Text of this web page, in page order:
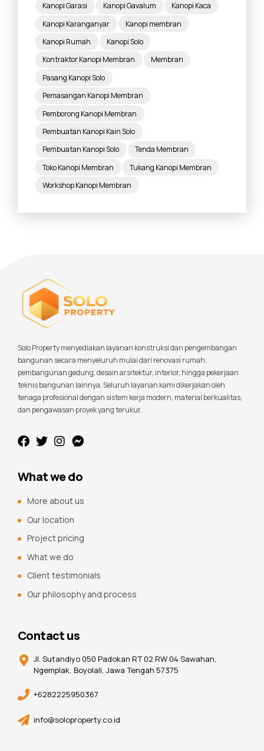
Kanopi Garasi
Kanopi Gavalum
Kanopi Kaca
Kanopi Karanganyar
Kanopi membran
Kanopi Rumah
Kanopi Solo
Kontraktor Kanopi Membran
Membran
Pasang Kanopi Solo
Pemasangan Kanopi Membran
Pemborong Kanopi Membran
Pembuatan Kanopi Kain Solo
Pembuatan Kanopi Solo
Tenda Membran
Toko Kanopi Membran
Tukang Kanopi Membran
Workshop Kanopi Membran
Solo Property menyediakan layanan konstruksi dan pengembangan
bangunan secara menyeluruh mulai dari renovasi rumah,
pembangunan gedung, desain arsitektur, interior, hingga pekerjaan
teknis bangunan lainnya. Seluruh layanan kami dikerjakan oleh
tenaga profesional dengan sistem kerja modern, material berkualitas,
dan pengawasan proyek yang terukur.
What we do
More about us
Our location
Project pricing
What we do
Client testimonials
Our philosophy and process
Contact us
Jl. Sutandiyo 050 Padokan RT 02 RW 04 Sawahan,
Ngemplak, Boyolali, Jawa Tengah 57375
+6282225950367
info@soloproperty.co.id